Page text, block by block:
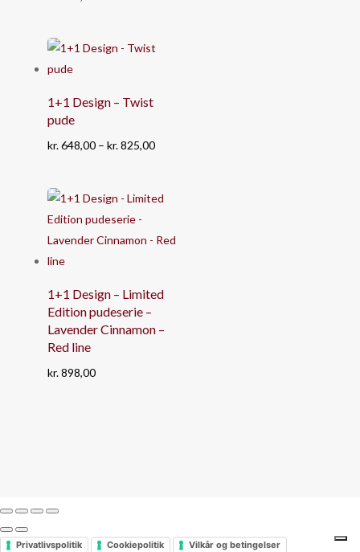
1+1 Design – Twist
pude
kr.648,00 – kr.825,00Prisinterval:
kr. 825,00
1+1 Design – Limited
Edition pudeserie –
Lavender Cinnamon –
Red line
kr.898,00
Privatlivspolitik Cookiepolitik Vilkår og betingelser